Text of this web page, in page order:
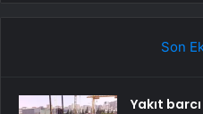
Son
Yakıt